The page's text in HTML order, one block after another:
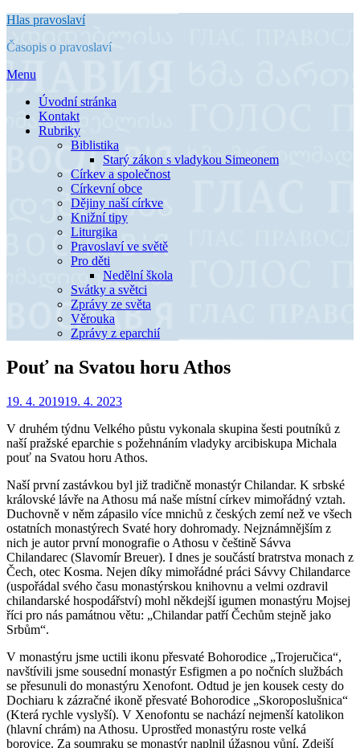
Přejít
obsahu
Hlas pravoslaví
Časopis o pravoslaví
Menu
Úvodní stránka
Kontakt
Rubriky
Biblistika
Starý zákon s vladykou Simeonem
Církev a společnost
Církevní obce
Dějiny naší církve
Knižní tipy
Liturgika
Pravoslaví ve světě
Pro děti
Nedělní škola
Svátky a světci
Zprávy ze světa
Věrouka
Zprávy z eparchií
Pouť na Svatou horu Athos
Autor Redakce
Zveřejněno
19. 4. 201919. 4. 2023
V druhém týdnu Velkého půstu vykonala skupina šesti poutníků z
naší pražské eparchie s požehnáním vladyky arcibiskupa Michala
pouť na Svatou horu Athos.
Naší první zastávkou byl již tradičně monastýr Chilandar. K srbské
královské lávře na Athosu má naše místní církev mimořádný vztah.
Duchovně v něm zápasilo více mnichů z českých zemí než ve všech
ostatních monastýrech Svaté hory dohromady. Nejznámnějším z
nich je autor první monografie o Athosu v češtině Sávva
Chilandarec (Slavomír Breuer). I dnes je součástí bratrstva monach z
Čech, otec Kosma. Nejen díky mimořádné práci Sávvy Chilandarce
(uspořádal svého času monastýrskou knihovnu a velmi ozdravil
chilandarské hospodářství) mohl někdejší igumen monastýru Mojsej
říci pro nás památnou větu: „Chilandar patří Čechům stejně jako
Srbům“.
V monastýru jsme uctili ikonu přesvaté Bohorodice „Trojeručica“,
navštívili jsme sousední monastýr Esfigmen a po nočních službách
se přesunuli do monastýru Xenofont. Odtud je jen kousek cesty do
Dochiaru k zázračné ikoně přesvaté Bohorodice „Skoroposlušnica“
(Která rychle vyslyší). V Xenofontu se nachází nejmenší katolikon
(hlavní chrám) na Athosu. Uprostřed monastýru roste velká
borovice. Za soumraku se monastýr naplnil úžasnou vůní. Zdejší